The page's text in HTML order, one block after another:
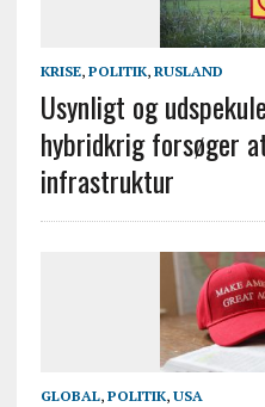
KRISE, POLITIK, RUSLAND
Usynligt og
hybridkrig forsøger
infrastruktur
GLOBAL, POLITIK, USA